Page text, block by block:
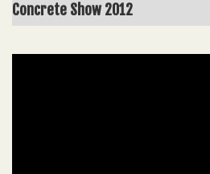
Concrete Show 2012